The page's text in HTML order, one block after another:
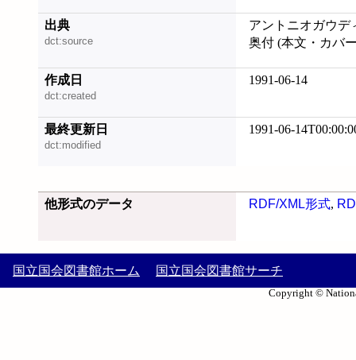
出典
dct:source
アントニオガウデ
奥付 (本文・カバ
作成日
dct:created
1991-06-14
最終更新日
dct:modified
1991-06-
他形式のデータ RDF/XML形式,
国立国会図書館ホーム 国立国会図書館サーチ
Copyright ©